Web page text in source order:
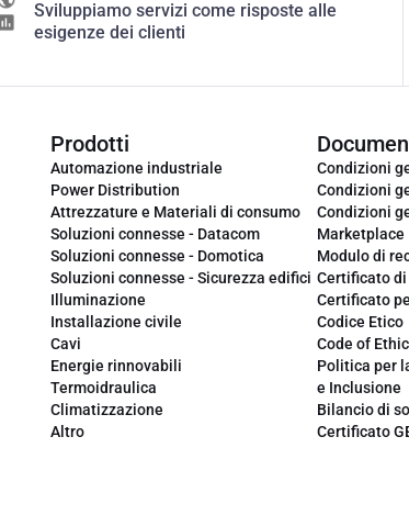
Sviluppiamo servizi come risposte alle
esigenze dei clienti
Prodotti
Automazione industriale
Power Distribution
Attrezzature e Materiali di consumo
Soluzioni connesse - Datacom
Soluzioni connesse - Domotica
Soluzioni connesse - Sicurezza edifici
Illuminazione
Installazione civile
Cavi
Energie rinnovabili
Termoidraulica
Climatizzazione
Altro
Condizioni
Condizioni
Condizioni
Marketplace
Modulo di
Certificato
Certificato
Codice Etico
Code of
Politica per
e Inclusione
Bilancio di
Certificato